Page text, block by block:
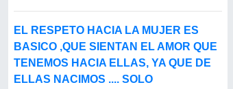
EL RESPETO HACIA LA MUJER ES
BASICO ,QUE SIENTAN EL AMOR QUE
TENEMOS HACIA ELLAS, YA QUE DE
ELLAS NACIMOS .... SOLO